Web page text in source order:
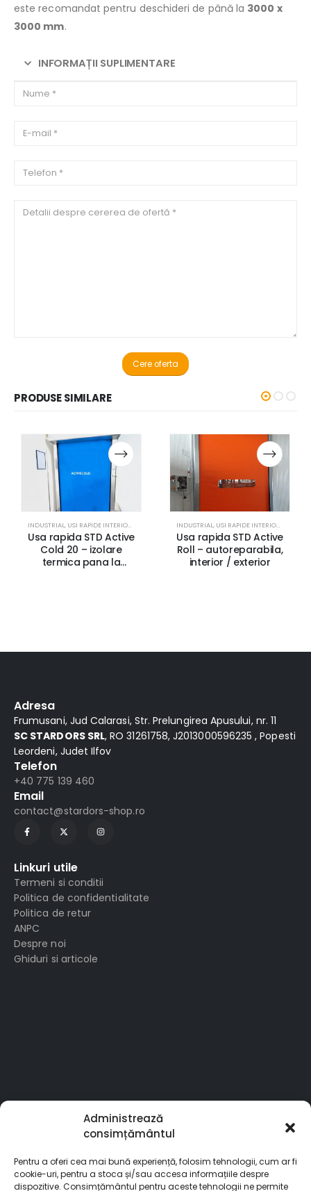
Administrează
consimțământul
Pentru a oferi cea mai bună experiență, folosim tehnologii, cum ar fi
cookie-uri, pentru a stoca și/sau accesa informațiile despre
dispozitive. Consimțământul pentru aceste tehnologii ne permite
este recomandat pentru deschideri de până la 3000 x
3000 mm.
INFORMAȚII SUPLIMENTARE
Alternative:
PRODUSE SIMILARE
INDUSTRIAL, USI RAPIDE INTERIOR / EXTERIOR
Usa rapida STD Active
Cold 20 – izolare
termica pana la
INDUSTRIAL, USI RAPIDE INTERIOR / EXTERIOR
Usa rapida STD Active
Roll – autoreparabila,
interior / exterior
Adresa
Frumusani, Jud Calarasi, Str. Prelungirea Apusului, nr. 11
SC STARDORS SRL, RO 31261758, J2013000596235 , Popesti
Leordeni, Judet Ilfov
Telefon
+40 775 139 460
Email
contact@stardors-shop.ro
Linkuri utile
Termeni si conditii
Politica de confidentialitate
Politica de retur
ANPC
Despre noi
Ghiduri si articole